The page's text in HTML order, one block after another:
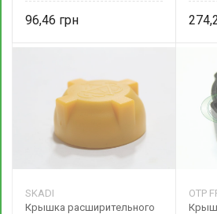
96,46
SKADI
Крышка расширительного
OTP